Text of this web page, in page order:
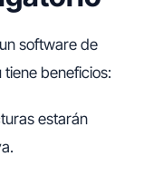
software de
beneficios:
estarán